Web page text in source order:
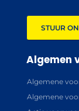
STUUR
Algemen
Algemene
Algemene